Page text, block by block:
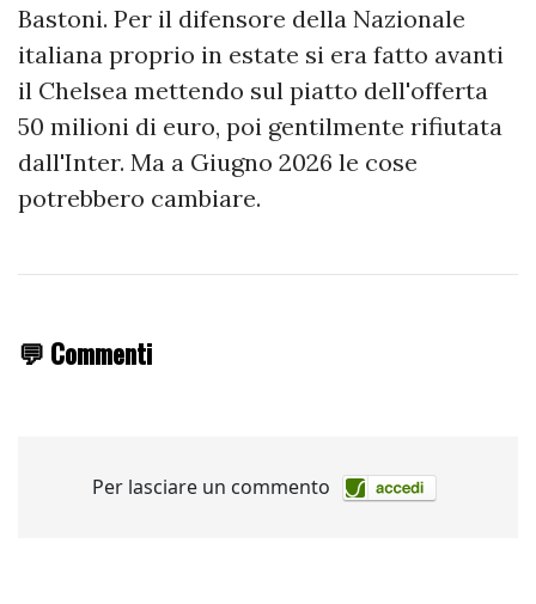
Bastoni. Per il difensore della Nazionale
italiana proprio in estate si era fatto avanti
il Chelsea mettendo sul piatto dell'offerta
50 milioni di euro, poi gentilmente rifiutata
dall'Inter. Ma a Giugno 2026 le cose
potrebbero cambiare.
💬 Commenti